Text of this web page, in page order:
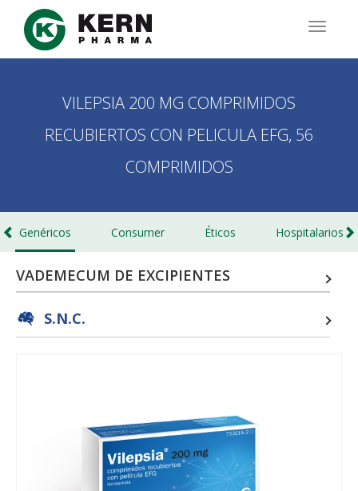
Pasar
contenido
VILEPSIA 200 MG COMPRIMIDOS
RECUBIERTOS CON PELICULA EFG, 56
COMPRIMIDOS
Genéricos Consumer Éticos Hospitalarios
VADEMECUM DE EXCIPIENTES
S.N.C.